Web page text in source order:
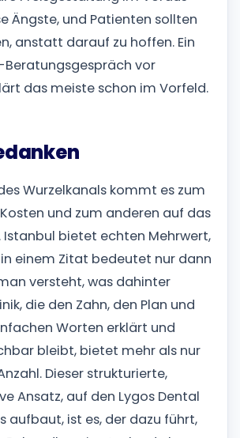
Ängste, und Patienten sollten
anstatt darauf zu hoffen. Ein
Beratungsgespräch vor
das meiste schon im Vorfeld.
Wurzelkanals kommt es zum
und zum anderen auf das
Istanbul bietet echten Mehrwert,
einem Zitat bedeutet nur dann
versteht, was dahinter
die den Zahn, den Plan und
Worten erklärt und
bleibt, bietet mehr als nur
Dieser strukturierte,
Ansatz, auf den Lygos Dental
aufbaut, ist es, der dazu führt,